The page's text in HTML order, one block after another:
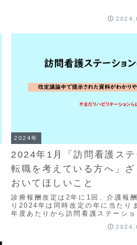
2024年
2024年1月「訪問看護ス
転職を考えている方へ」
おいてほしいこと
診療報酬改定は2年に1回、介護報
り2024年は同時改定の年に当たり
年度あたりから訪問看護ステーショ